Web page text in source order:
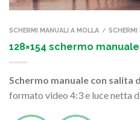
SCHERMI MANUALI A MOLLA /
128×154 schermo
Schermo manuale con salita
formato video 4:3 e luce netta